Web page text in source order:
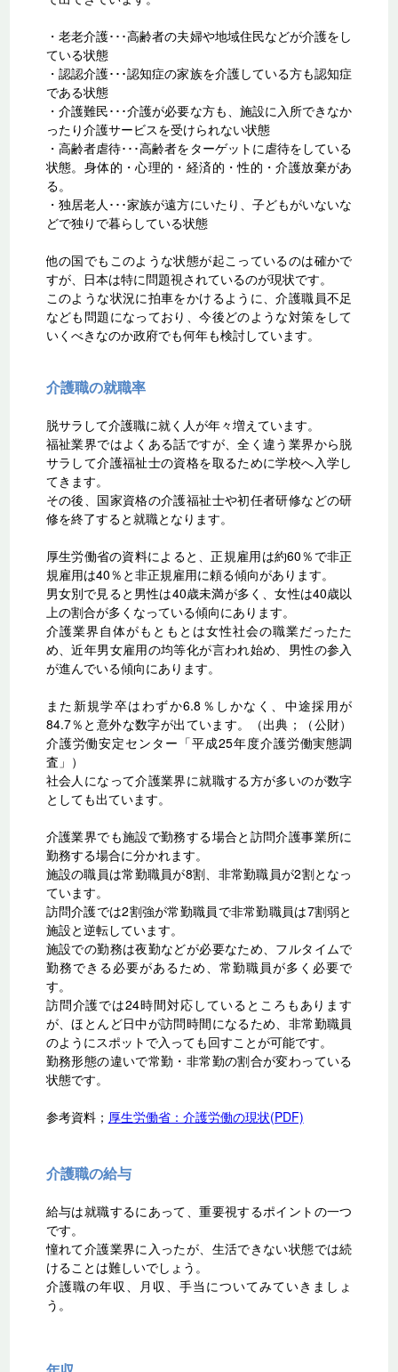
・老老介護･･･高齢者の夫婦や地域住民などが介護をし
ている状態
・認認介護･･･認知症の家族を介護している方も認知症
である状態
・介護難民･･･介護が必要な方も、施設に入所できなか
ったり介護サービスを受けられない状態
・高齢者虐待･･･高齢者をターゲットに虐待をしている
状態。身体的・心理的・経済的・性的・介護放棄があ
る。
・独居老人･･･家族が遠方にいたり、子どもがいないな
どで独りで暮らしている状態
他の国でもこのような状態が起こっているのは確かで
すが、日本は特に問題視されているのが現状です。
このような状況に拍車をかけるように、介護職員不足
なども問題になっており、今後どのような対策をして
いくべきなのか政府でも何年も検討しています。
介護職の就職率
脱サラして介護職に就く人が年々増えています。
福祉業界ではよくある話ですが、全く違う業界から脱
サラして介護福祉士の資格を取るために学校へ入学し
てきます。
その後、国家資格の介護福祉士や初任者研修などの研
修を終了すると就職となります。
厚生労働省の資料によると、正規雇用は約60％で非正
規雇用は40％と非正規雇用に頼る傾向があります。
男女別で見ると男性は40歳未満が多く、女性は40歳以
上の割合が多くなっている傾向にあります。
介護業界自体がもともとは女性社会の職業だったた
め、近年男女雇用の均等化が言われ始め、男性の参入
が進んでいる傾向にあります。
また新規学卒はわずか6.8％しかなく、中途採用が
84.7％と意外な数字が出ています。（出典；（公財）
介護労働安定センター「平成25年度介護労働実態調
査」）
社会人になって介護業界に就職する方が多いのが数字
としても出ています。
介護業界でも施設で勤務する場合と訪問介護事業所に
勤務する場合に分かれます。
施設の職員は常勤職員が8割、非常勤職員が2割となっ
ています。
訪問介護では2割強が常勤職員で非常勤職員は7割弱と
施設と逆転しています。
施設での勤務は夜勤などが必要なため、フルタイムで
勤務できる必要があるため、常勤職員が多く必要で
す。
訪問介護では24時間対応しているところもあります
が、ほとんど日中が訪問時間になるため、非常勤職員
のようにスポットで入っても回すことが可能です。
勤務形態の違いで常勤・非常勤の割合が変わっている
状態です。
参考資料； 厚生労働省：介護労働の現状(PDF)
介護職の給与
給与は就職するにあって、重要視するポイントの一つ
です。
憧れて介護業界に入ったが、生活できない状態では続
けることは難しいでしょう。
介護職の年収、月収、手当についてみていきましょ
う。